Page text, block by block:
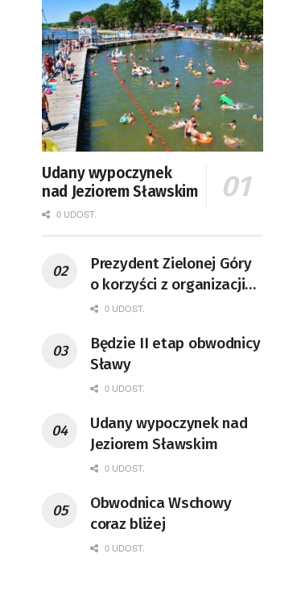
Udany wypoczynek
nad Jeziorem Sławskim
0 UDOST.
Prezydent Zielonej Góry
o korzyści z organizacji
mety Tour de Pologne
0 UDOST.
Będzie II etap obwodnicy
Sławy
0 UDOST.
Udany wypoczynek nad
Jeziorem Sławskim
0 UDOST.
Obwodnica Wschowy
coraz bliżej
0 UDOST.